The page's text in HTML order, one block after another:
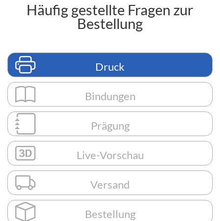
Häufig gestellte Fragen zur
Bestellung
Druck
Bindungen
Prägung
Live-Vorschau
Versand
Bestellung